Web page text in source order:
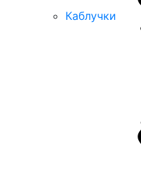
Каблучки